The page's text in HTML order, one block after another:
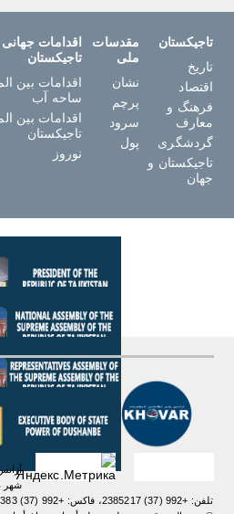
تاجیکستان
تاریخ
اقتصاد
فرهنگ و
معارف
گردشگری
تاجیکستان و
جهان
مقدسات
ملی
نشان
پرچم
سرود
پول
اقدامات جهانی
تاجیکستان
اقدامات بین
ساحه آب
اقدامات بین
تاجیکستان
نوروز
تلفن: +992 (37) 2385217، فاکس: +992 (37) 2232383